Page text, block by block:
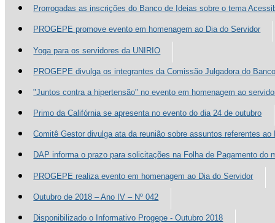
Prorrogadas as inscrições do Banco de Ideias sobre o tema
PROGEPE promove evento em homenagem ao Dia do Servidor
Yoga para os servidores da UNIRIO
PROGEPE divulga os integrantes da Comissão Julgadora do
"Juntos contra a hipertensão" no evento em homenagem ao
Primo da Califórnia se apresenta no evento do dia 24 de outubro
Comitê Gestor divulga ata da reunião sobre assuntos referentes ao
DAP informa o prazo para solicitações na Folha de Pagamento do
PROGEPE realiza evento em homenagem ao Dia do Servidor
Outubro de 2018 – Ano IV – Nº 042
Disponibilizado o Informativo Progepe - Outubro 2018